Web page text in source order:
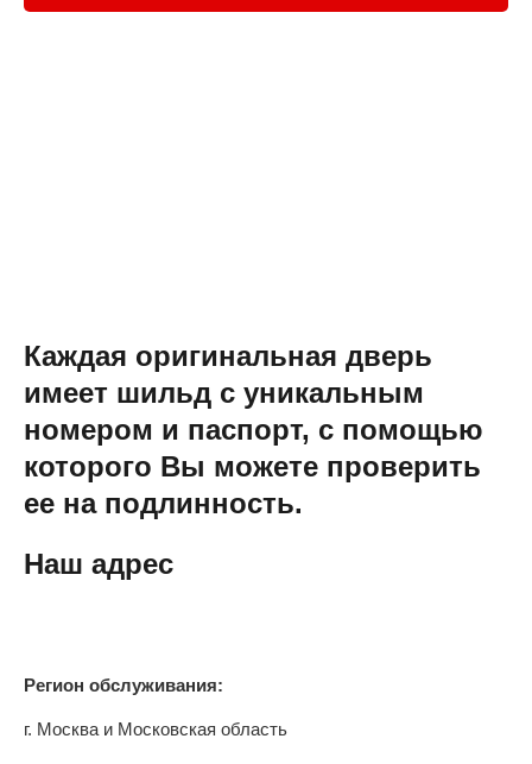
Каждая оригинальная дверь
имеет шильд с уникальным
номером и паспорт, с помощью
которого Вы можете проверить
ее на подлинность.
Наш адрес
Регион обслуживания:
г. Москва и Московская область